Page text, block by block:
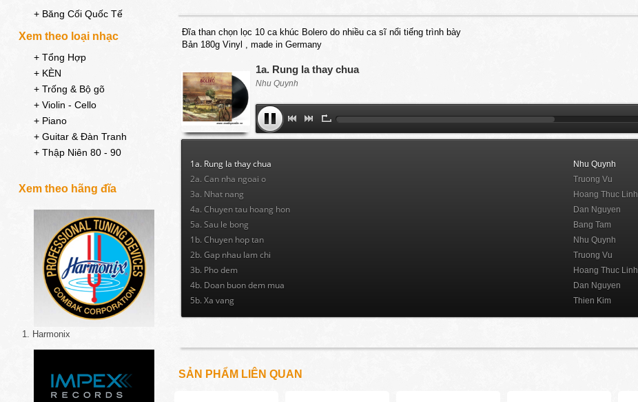
+ Băng Cối Quốc Tế
Xem theo loại nhạc
+ Tổng Hợp
+ KÈN
+ Trống & Bộ gõ
+ Violin - Cello
+ Piano
+ Guitar & Đàn Tranh
+ Thập Niên 80 - 90
Xem theo hãng đĩa
1. Harmonix
Đĩa than chọn lọc 10 ca khúc Bolero do nhiều ca sĩ nổi tiếng trình bày
Bản 180g Vinyl , made in Germany
1a. Rung la thay chua
Nhu Quynh
1a. Rung la thay chua Nhu Quynh
2a. Can nha ngoai o Truong Vu
3a. Nhat nang Hoang Thuc Linh
4a. Chuyen tau hoang hon Dan Nguyen
5a. Sau le bong Bang Tam
1b. Chuyen hop tan Nhu Quynh
2b. Gap nhau lam chi Truong Vu
3b. Pho dem Hoang Thuc Linh
4b. Doan buon dem mua Dan Nguyen
5b. Xa vang Thien Kim
SẢN PHẨM LIÊN QUAN